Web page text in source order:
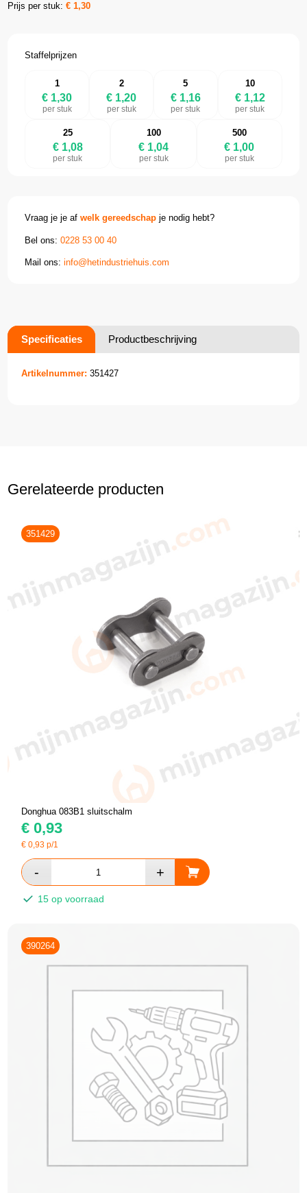
Prijs per stuk:€1,30
Staffelprijzen
1
€ 1,30
per stuk
2
€ 1,20
per stuk
5
€ 1,16
per stuk
10
€ 1,12
per stuk
25
€ 1,08
per stuk
100
€ 1,04
per stuk
500
€ 1,00
per stuk
Vraag je je afwelk gereedschap je nodig hebt?
Bel ons:0228 53 00 40
Mail ons:info@hetindustriehuis.com
Specificaties Productbeschrijving
Artikelnummer: 351427
Gerelateerde producten
351429
Donghua 083B1 sluitschalm
€ 0,93
€0,93 p/1
15 op voorraad
390264